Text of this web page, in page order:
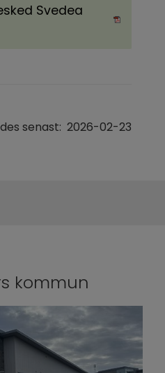
Svedea
i nytt fönster.
senast: 2026-02-23
kommun